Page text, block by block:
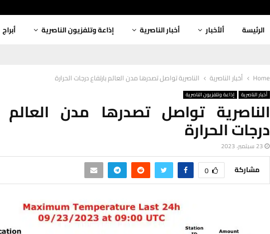
الرئيسة ألأخبار أخبار الناصرية إذاعة وتلفزيون الناصرية أبراج
Home أخبار الناصرية الناصرية تواصل تصدرها مدن العالم بارتفاع درجات الحرارة
أخبار الناصرية إذاعة وتلفزيون الناصرية
الناصرية تواصل تصدرها مدن العالم
درجات الحرارة
23 سبتمبر، 2023
مشاركة 0